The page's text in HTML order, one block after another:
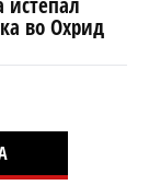
во Охрид